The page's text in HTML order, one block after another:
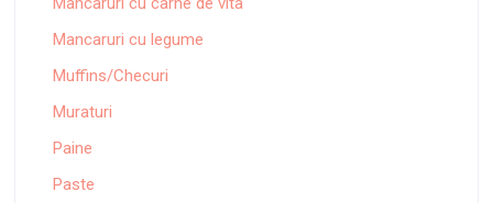
Mancaruri cu legume
Muffins/Checuri
Muraturi
Paine
Paste